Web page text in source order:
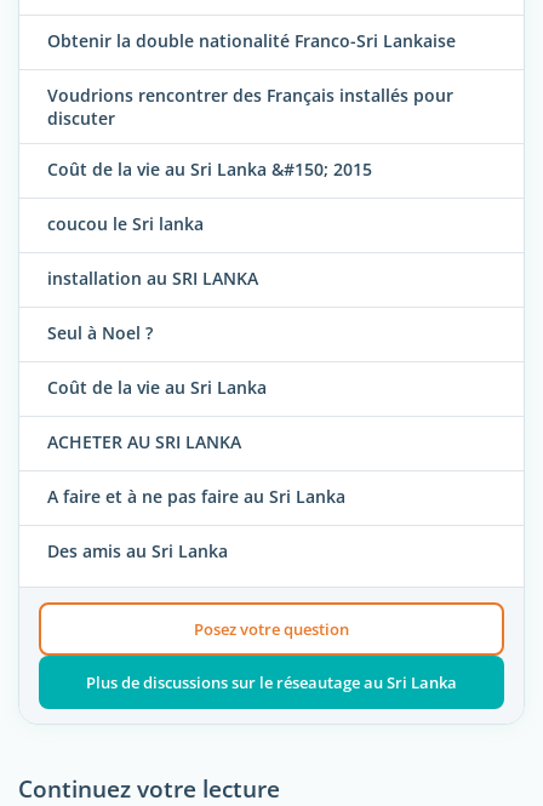
Obtenir la double nationalité Franco-Sri Lankaise
Voudrions rencontrer des Français installés pour
discuter
Coût de la vie au Sri Lanka &#150; 2015
coucou le Sri lanka
installation au SRI LANKA
Seul à Noel ?
Coût de la vie au Sri Lanka
ACHETER AU SRI LANKA
A faire et à ne pas faire au Sri Lanka
Des amis au Sri Lanka
Posez votre question
Plus de discussions sur le réseautage au Sri Lanka
Continuez votre lecture